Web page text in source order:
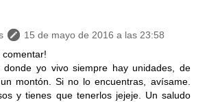
15 de mayo de 2016 a las 23:58
comentar!
donde yo vivo siempre hay unidades, de
montón. Si no lo encuentras, avísame.
y tienes que tenerlos jejeje. Un saludo